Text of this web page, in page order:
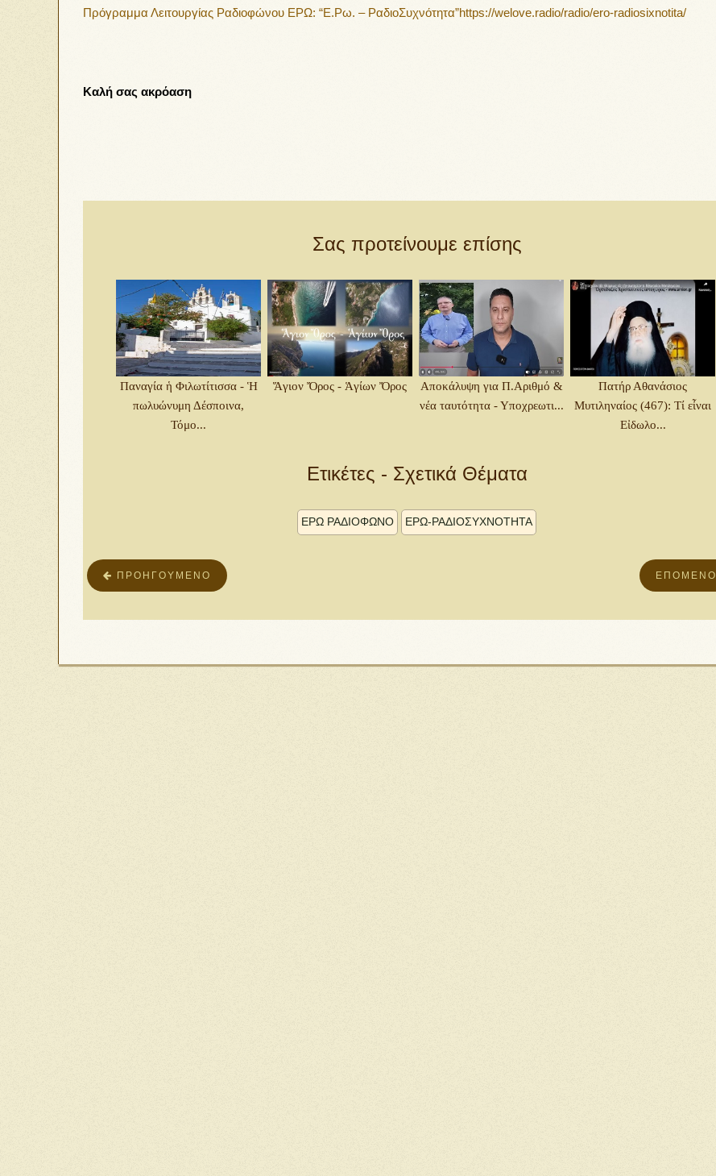
Πρόγραμμα Λειτουργίας Ραδιοφώνου ΕΡΩ: “Ε.Ρω. – ΡαδιοΣυχνότητα”https://welove.radio/radio/ero-radiosixnotita/
Καλή σας ακρόαση
Σας προτείνουμε επίσης
Παναγία ἡ Φιλωτίτισσα - Ἡ
πωλυώνυμη Δέσποινα,
Τόμο...
Ἅγιον Ὄρος - Ἁγίων Ὄρος
Αποκάλυψη για Π.Αριθμό &
νέα ταυτότητα - Υποχρεωτι...
Πατήρ Αθανάσιος
Μυτιληναίος (467): Τί εἶναι
Εἰδωλο...
Ετικέτες - Σχετικά Θέματα
ΕΡΩ ΡΑΔΙΟΦΩΝΟ ΕΡΩ-ΡΑΔΙΟΣΥΧΝΟΤΗΤΑ
ΕΠΌΜΕΝΟ
ΠΡΟΗΓΟΎΜΕΝΟ